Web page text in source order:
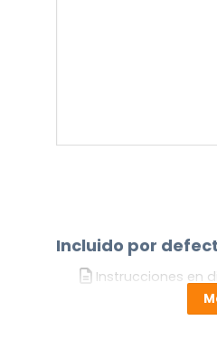
Incluido por
Instrucciones en
Etiqueta